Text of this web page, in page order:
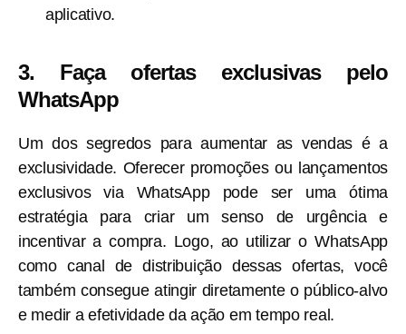
aplicativo.
3. Faça ofertas exclusivas pelo
WhatsApp
Um dos segredos para aumentar as vendas é a
exclusividade. Oferecer promoções ou lançamentos
exclusivos via WhatsApp pode ser uma ótima
estratégia para criar um senso de urgência e
incentivar a compra. Logo, ao utilizar o WhatsApp
como canal de distribuição dessas ofertas, você
também consegue atingir diretamente o público-alvo
e medir a efetividade da ação em tempo real.